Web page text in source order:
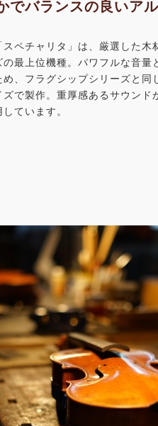
でバランスの良いア
スペチャリタ」は、厳選した木
の最上位機種。パワフルな音量
め、フラグシップシリーズと同
で製作。重厚感あるサウンド
ています。